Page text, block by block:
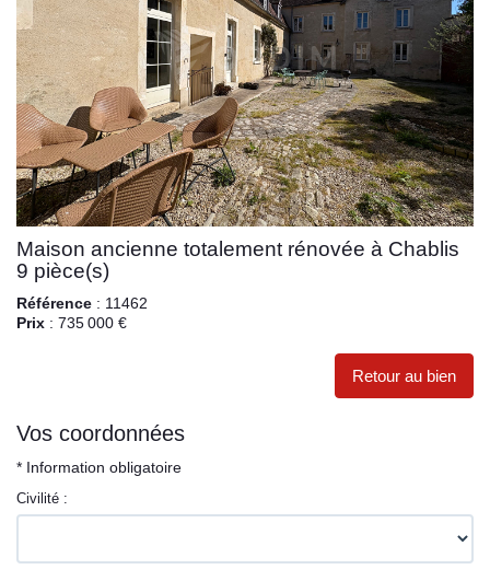
Maison ancienne totalement rénovée à Chablis
9 pièce(s)
Référence : 11462
Prix : 735 000 €
Retour au bien
Vos coordonnées
* Information obligatoire
Civilité :